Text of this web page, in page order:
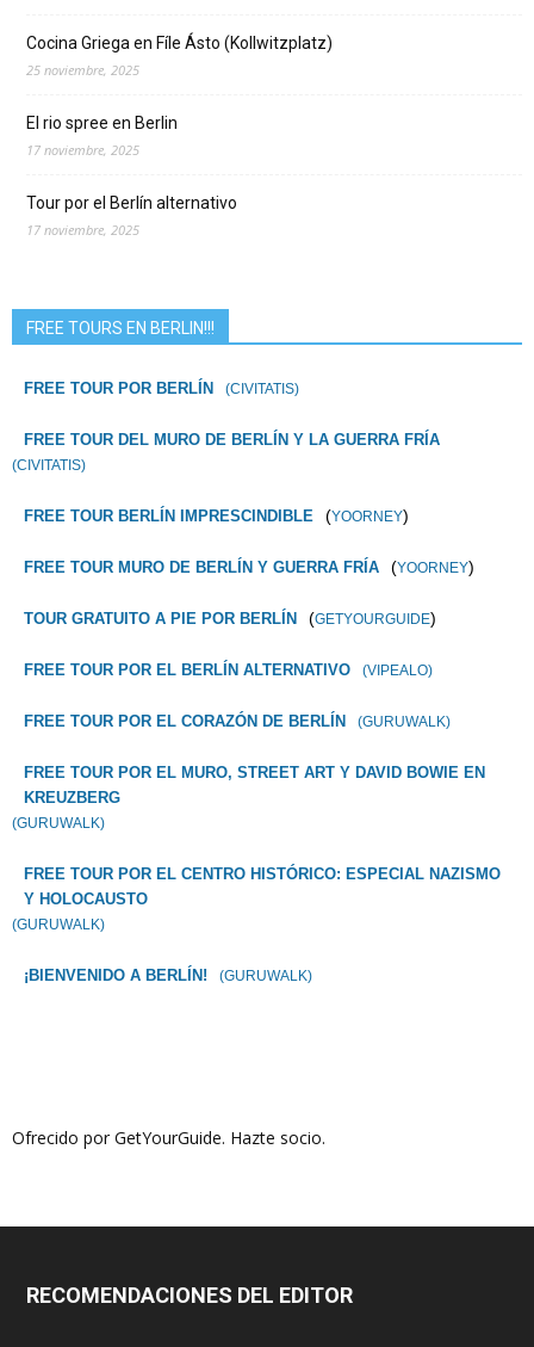
Cocina Griega en Fíle Ásto (Kollwitzplatz)
25 noviembre, 2025
El rio spree en Berlin
17 noviembre, 2025
Tour por el Berlín alternativo
17 noviembre, 2025
FREE TOURS EN BERLIN!!!
FREE TOUR POR BERLÍN (CIVITATIS)
FREE TOUR DEL MURO DE BERLÍN Y LA GUERRA FRÍA
(CIVITATIS)
FREE TOUR BERLÍN IMPRESCINDIBLE (YOORNEY)
FREE TOUR MURO DE BERLÍN Y GUERRA FRÍA (YOORNEY)
TOUR GRATUITO A PIE POR BERLÍN (GETYOURGUIDE)
FREE TOUR POR EL BERLÍN ALTERNATIVO (VIPEALO)
FREE TOUR POR EL CORAZÓN DE BERLÍN (GURUWALK)
FREE TOUR POR EL MURO, STREET ART Y DAVID BOWIE EN
KREUZBERG
(GURUWALK)
FREE TOUR POR EL CENTRO HISTÓRICO: ESPECIAL NAZISMO
Y HOLOCAUSTO
(GURUWALK)
¡BIENVENIDO A BERLÍN! (GURUWALK)
Ofrecido por GetYourGuide. Hazte socio.
RECOMENDACIONES DEL EDITOR